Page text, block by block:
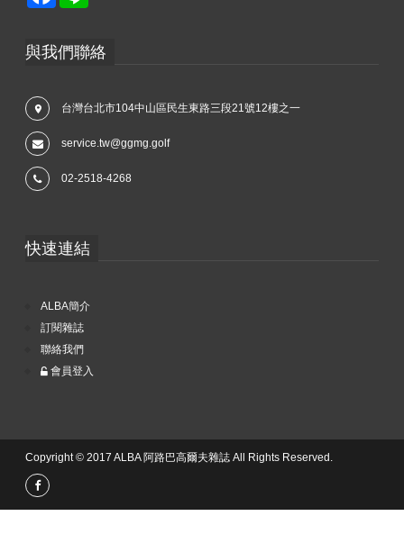
與我們聯絡
台灣台北市104中山區民生東路三段21號12樓之一
service.tw@ggmg.golf
02-2518-4268
快速連結
ALBA簡介
訂閱雜誌
聯絡我們
會員登入
Copyright © 2017 ALBA 阿路巴高爾夫雜誌 All Rights Reserved.